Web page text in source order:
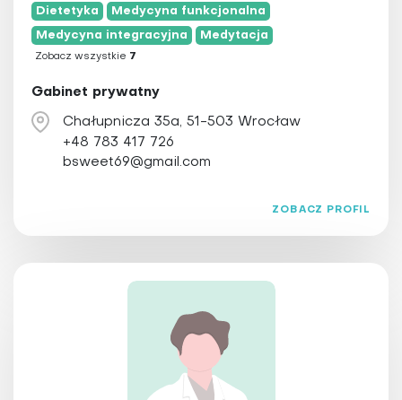
Dietetyka Medycyna funkcjonalna
Medycyna integracyjna Medytacja
Zobacz wszystkie 7
Gabinet prywatny
Chałupnicza 35a, 51-503 Wrocław
+48 783 417 726
bsweet69@gmail.com
ZOBACZ PROFIL